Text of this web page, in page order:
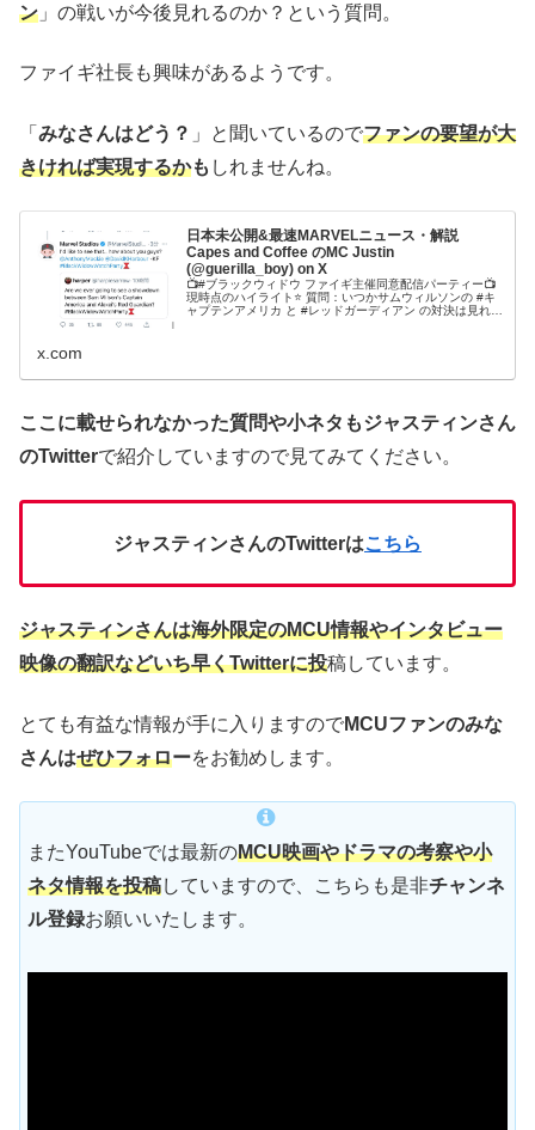
ン 」の戦いが今後見れるのか？という質問。
ファイギ社長も興味があるようです。
「 みなさんはどう？ 」と聞いているのでファンの要望が大
きければ実現するかも しれませんね。
日本未公開&最速MARVELニュース・解説
Capes and Coffee のMC Justin
(@guerilla_boy) on X
📺#ブラックウィドウ ファイギ主催同意配信パーティー📺
現時点のハイライト⭐️ 質問：いつかサムウィルソンの #キ
ャプテンアメリカ と #レッドガーディアン の対決は見れる
x.com
ここに載せられなかった質問や小ネタもジャスティンさん
のTwitterで紹介していますので見てみてください。
ジャスティンさんのTwitterはこちら
ジャスティンさんは海外限定のMCU情報やインタビュー
映像の翻訳などいち早くTwitterに投稿しています。
とても有益な情報が手に入りますのでMCUファンのみな
さんはぜひフォローをお勧めします。
またYouTubeでは最新のMCU映画やドラマの考察や小
ネタ情報を投稿していますので、こちらも是非チャンネ
ル登録お願いいたします。